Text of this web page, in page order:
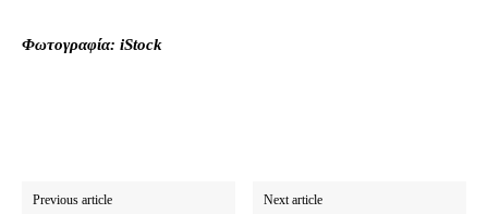
Φωτογραφία: iStock
Previous article Next article